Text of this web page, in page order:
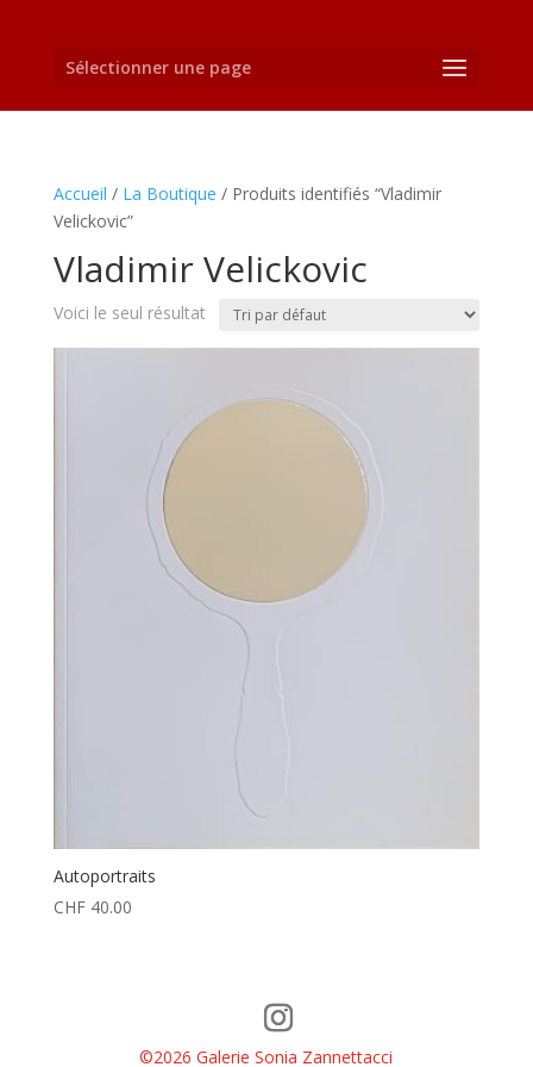
Sélectionner une page
Accueil / La Boutique / Produits identifiés “Vladimir
Velickovic”
Vladimir Velickovic
Voici le seul résultat
Autoportraits
CHF40.00
©2026 Galerie Sonia Zannettacci